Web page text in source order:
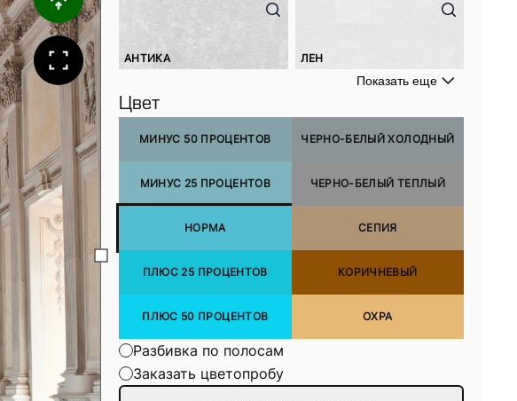
АНТИКА ЛЕН
Показать еще
Цвет
МИНУС 50 ПРОЦЕНТОВ
МИНУС 25 ПРОЦЕНТОВ
НОРМА
ПЛЮС 25 ПРОЦЕНТОВ
ПЛЮС 50 ПРОЦЕНТОВ
ЧЕРНО-БЕЛЫЙ ХОЛОДНЫЙ
ЧЕРНО-БЕЛЫЙ ТЕПЛЫЙ
СЕПИЯ
КОРИЧНЕВЫЙ
ОХРА
Разбивка по полосам
Заказать цветопробу